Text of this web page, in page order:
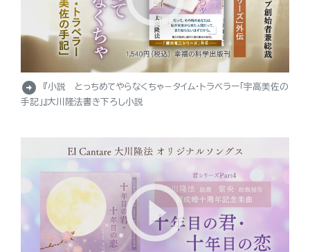
arrow_circle_right
『小説 とっちめてやらなくちゃ－タイム・トラベラー「宇高美佐の
手記」』大川隆法書き下ろし小説